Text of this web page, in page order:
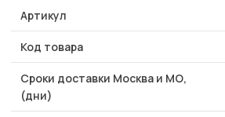
Артикул
Код товара
Сроки доставки Москва и МО,
(дни)